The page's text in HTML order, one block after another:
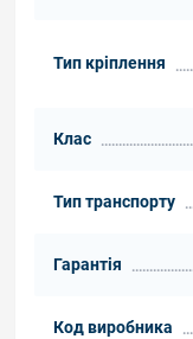
Тип кріплення
Клас
Тип транспорту
Гарантія
Код виробника